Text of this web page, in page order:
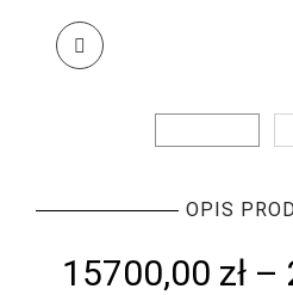
OPIS
15700,00 zł –